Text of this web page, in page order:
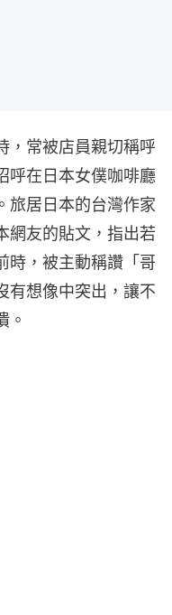
，常被店員親切稱呼
呼在日本女僕咖啡廳
旅居日本的台灣作家
網友的貼文，指出若
時，被主動稱讚「哥
有想像中突出，讓不
。